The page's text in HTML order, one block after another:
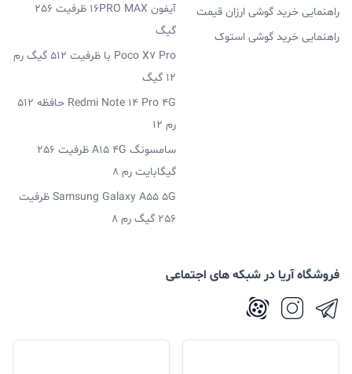
راهنمایی خرید گوشی ارزان قیمت
راهنمایی خرید گوشی استوک
آیفون 16PRO MAX ظرفیت 256
گیگ
Poco X7 Pro با ظرفیت 512 گیگ رم
12 گیگ
Redmi Note 14 Pro 4G حافظه 512
رم 12
سامسونگ A15 4G ظرفیت 256
گیگابایت رم 8
Samsung Galaxy A55 5G ظرفیت
256 گیگ رم 8
فروشگاه آریا در شبکه های اجتماعی